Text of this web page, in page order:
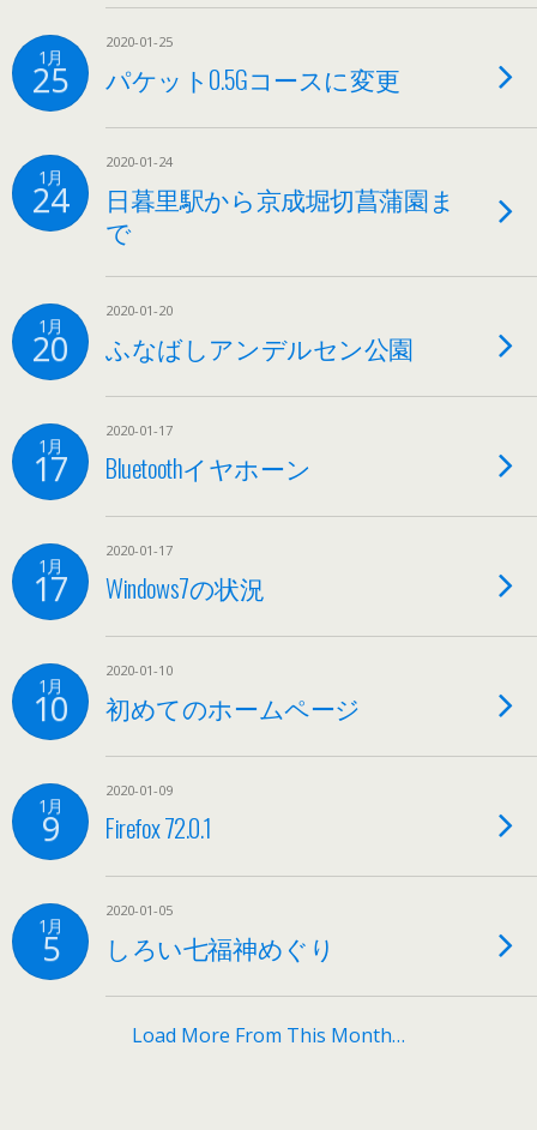
1月
25
2020-01-25
パケット0.5Gコースに変更
1月
24
2020-01-24
日暮里駅から京成堀切菖蒲園ま
で
1月
20
2020-01-20
ふなばしアンデルセン公園
1月
17
2020-01-17
Bluetoothイヤホーン
1月
17
2020-01-17
Windows7の状況
1月
10
2020-01-10
初めてのホームページ
1月
9
2020-01-09
Firefox 72.0.1
1月
5
2020-01-05
しろい七福神めぐり
Load More From This Month…